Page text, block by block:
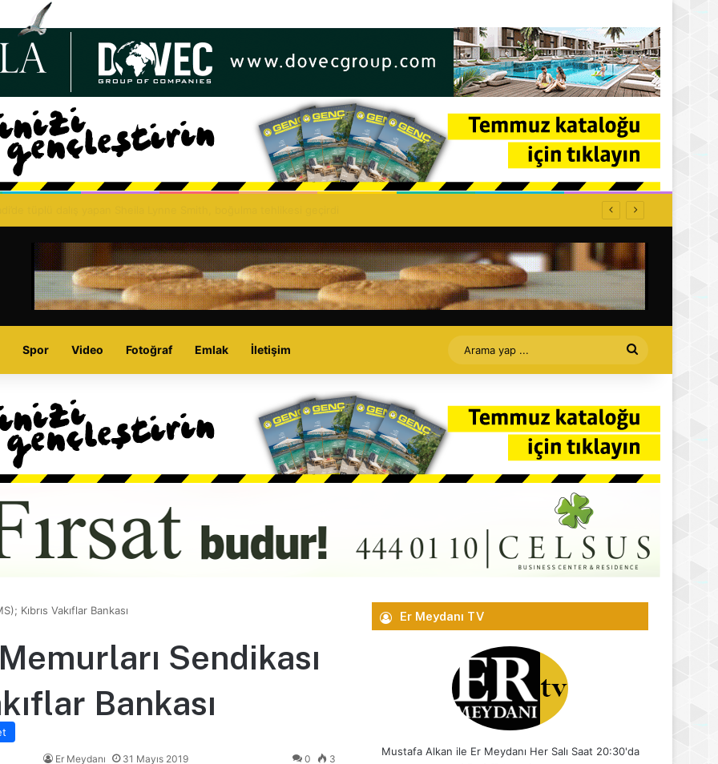
Spor Video Fotoğraf Emlak İletişim
Arama
yap
...
Kıbrıs Vakıflar Bankası
Sendikası
Bankası
Er Meydanı 31 Mayıs 2019 0 3
Er Meydanı TV
Mustafa Alkan ile Er Meydanı Her Salı Saat 20:30'da